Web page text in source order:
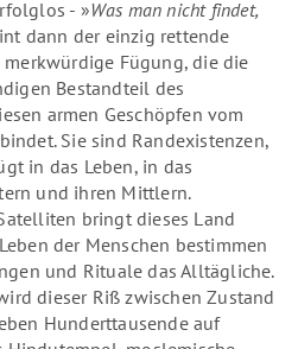
- »Was man nicht findet,
dann der einzig rettende
merkwürdige Fügung, die die
Bestandteil des
armen Geschöpfen vom
Sie sind Randexistenzen,
in das Leben, in das
und ihren Mittlern.
bringt dieses Land
der Menschen bestimmen
und Rituale das Alltägliche.
dieser Riß zwischen Zustand
Hunderttausende auf